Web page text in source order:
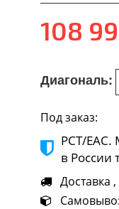
108
Диагональ:
Под заказ:
РСТ/ЕАС.
в России
Доставка ,